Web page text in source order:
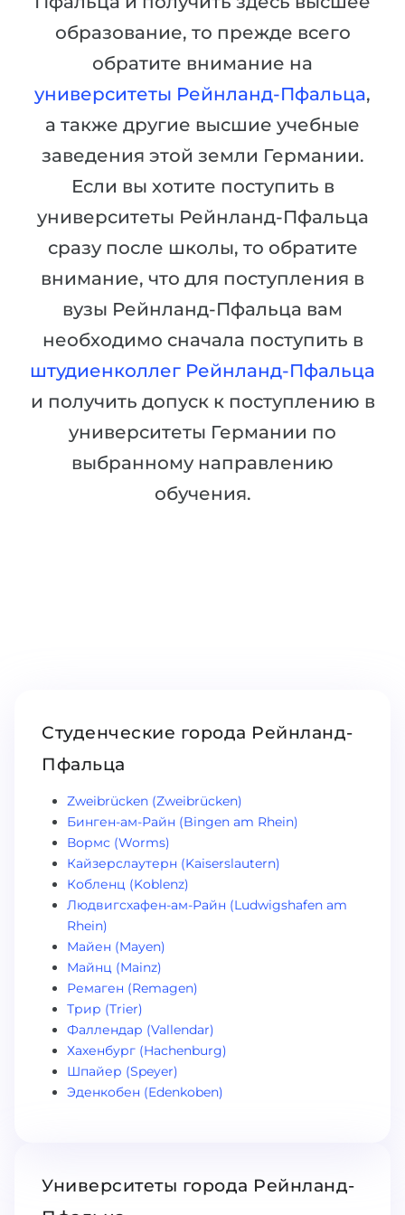
Города
ПРОФЕССИИ
Профессии
Специальности
Примеры вакансий
КАРЬЕРНОЕ ОРИЕНТИРОВАНИЕ
Тест RIASEC
Успехна
100%
Наши студенты успешно поступают
ПОСТУПАЕМ НА...
Медицина
Инженерия
Физика
Менеджмент
Другая специальность
Казахстан
Азербайджан
Армения
Беларусь
Другая страна
ЗАПИСАТЬСЯ НА КОНСУЛЬТАЦИЮ
образование, то прежде всего
обратите внимание на
университеты Рейнланд-Пфальца,
а также другие высшие учебные
заведения этой земли Германии.
Если вы хотите поступить в
университеты Рейнланд-Пфальца
сразу после школы, то обратите
внимание, что для поступления в
вузы Рейнланд-Пфальца вам
необходимо сначала поступить в
штудиенколлег Рейнланд-Пфальца
и получить допуск к поступлению в
университеты Германии по
выбранному направлению
обучения.
Студенческие города Рейнланд-
Пфальца
Zweibrücken (Zweibrücken)
Бинген-ам-Райн (Bingen am Rhein)
Вормс (Worms)
Кайзерслаутерн (Kaiserslautern)
Кобленц (Koblenz)
Людвигсхафен-ам-Райн (Ludwigshafen am
Rhein)
Майен (Mayen)
Майнц (Mainz)
Ремаген (Remagen)
Трир (Trier)
Фаллендар (Vallendar)
Хахенбург (Hachenburg)
Шпайер (Speyer)
Эденкобен (Edenkoben)
Университеты города Рейнланд-